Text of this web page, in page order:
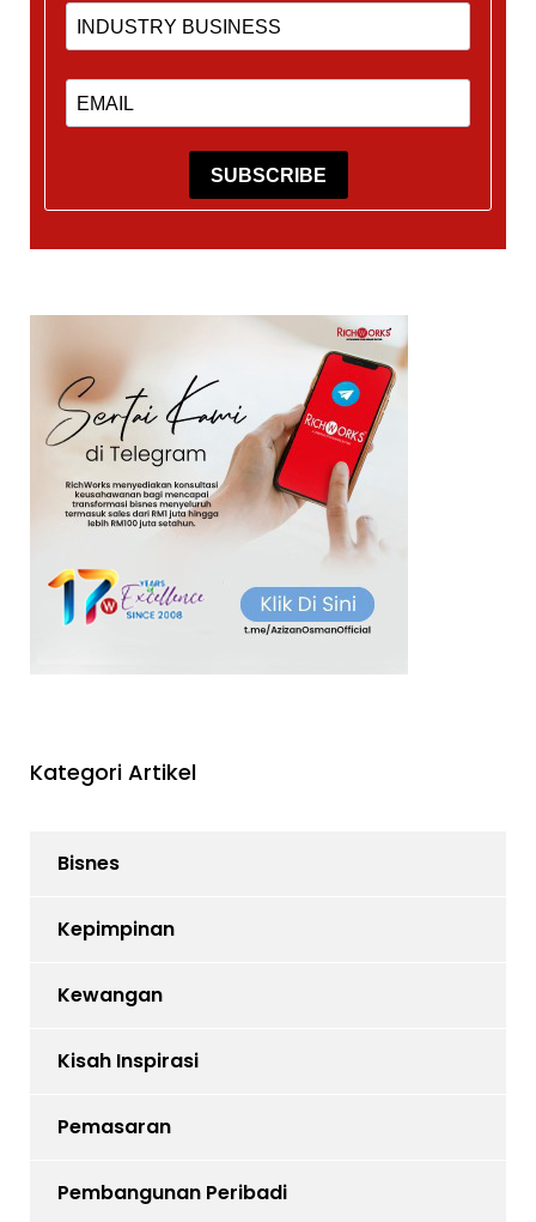
SUBSCRIBE
Kategori Artikel
Bisnes
Kepimpinan
Kewangan
Kisah Inspirasi
Pemasaran
Pembangunan Peribadi